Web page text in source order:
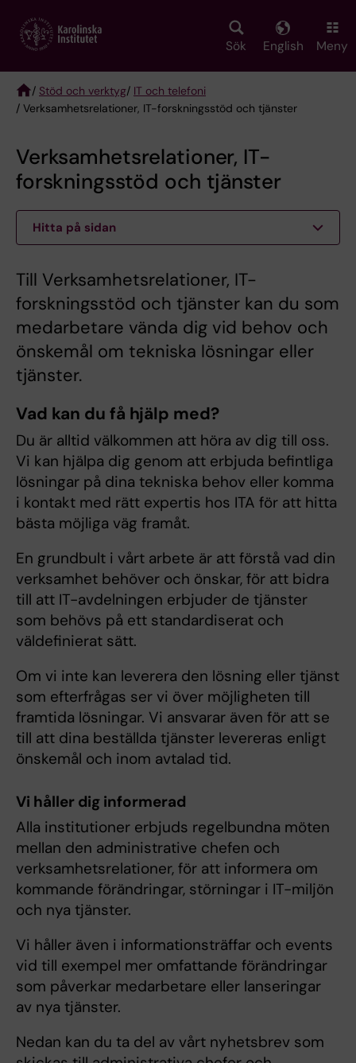
main
Sök English Meny
Breadcrumb
/ Stöd och verktyg/ IT och telefoni
/ Verksamhetsrelationer, IT-forskningsstöd och tjänster
Verksamhetsrelationer, IT-
forskningsstöd och tjänster
Hitta på sidan
Till Verksamhetsrelationer, IT-
forskningsstöd och tjänster kan du som
medarbetare vända dig vid behov och
önskemål om tekniska lösningar eller
tjänster.
Vad kan du få hjälp med?
Du är alltid välkommen att höra av dig till oss.
Vi kan hjälpa dig genom att erbjuda befintliga
lösningar på dina tekniska behov eller komma
i kontakt med rätt expertis hos ITA för att hitta
bästa möjliga väg framåt.
En grundbult i vårt arbete är att förstå vad din
verksamhet behöver och önskar, för att bidra
till att IT-avdelningen erbjuder de tjänster
som behövs på ett standardiserat och
väldefinierat sätt.
Om vi inte kan leverera den lösning eller tjänst
som efterfrågas ser vi över möjligheten till
framtida lösningar. Vi ansvarar även för att se
till att dina beställda tjänster levereras enligt
önskemål och inom avtalad tid.
Vi håller dig informerad
Alla institutioner erbjuds regelbundna möten
mellan den administrative chefen och
verksamhetsrelationer, för att informera om
kommande förändringar, störningar i IT-miljön
och nya tjänster.
Vi håller även i informationsträffar och events
vid till exempel mer omfattande förändringar
som påverkar medarbetare eller lanseringar
av nya tjänster.
Nedan kan du ta del av vårt nyhetsbrev som